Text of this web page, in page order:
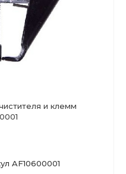
и клемм
AF10600001